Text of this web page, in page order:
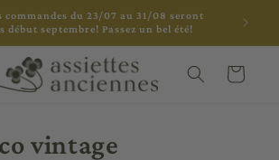
commandes du 23/07 au 31/08 seront
début septembre! Passez un bel été!
Cart
vintage